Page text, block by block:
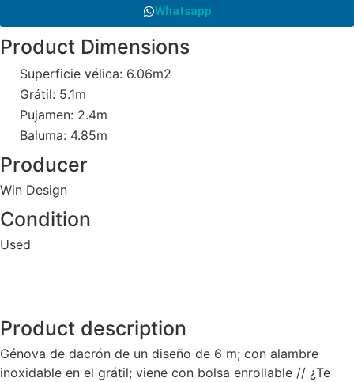
Whatsapp
Product Dimensions
Superficie vélica: 6.06m2
Grátil: 5.1m
Pujamen: 2.4m
Baluma: 4.85m
Producer
Win Design
Condition
Used
Product description
Génova de dacrón de un diseño de 6 m; con alambre
inoxidable en el grátil; viene con bolsa enrollable // ¿Te